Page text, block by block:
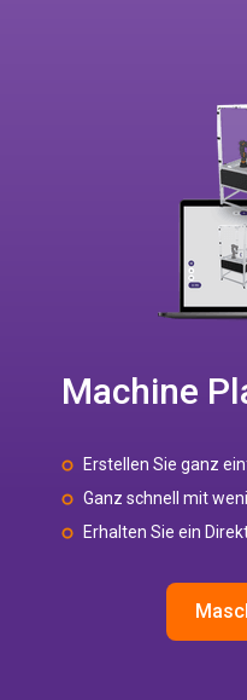
Machine
Erstellen Sie ganz
Ganz schnell mit
Erhalten Sie ein